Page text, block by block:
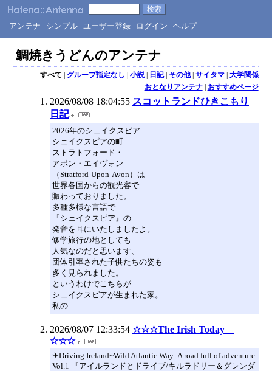
アンテナ シンプル ユーザー登録 ログイン ヘルプ
鯛焼きうどんのアンテナ
すべて | グループ指定なし | 小説| 日記| その他| サイタマ| 大学関係
おとなりアンテナ| おすすめページ
2026/08/08 18:04:55 スコットランドひきこもり
日記
2026年のシェイクスピア
シェイクスピアの町
ストラトフォード・
アポン・エイヴォン
（Stratford-Upon-Avon）は
世界各国からの観光客で
賑わっておりました。
多種多様な言語で
『シェイクスピア』の
発音を耳にいたしましたよ。
修学旅行の地としても
人気なのだと思います、
団体引率された子供たちの姿も
多く見られました。
というわけでこちらが
シェイクスピアが生まれた家。
私の
2026/08/07 12:33:54 ☆☆☆The Irish Today
☆☆☆
✈Driving Ireland~Wild Atlantic Way: A road full of adventure
Vol.1 『アイルランドとドライブ/キルラドリー＆グレンダ